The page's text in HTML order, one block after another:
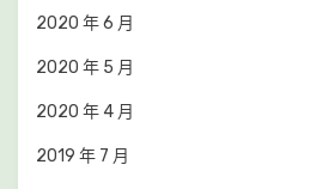
2020 年 6 月
2020 年 5 月
2020 年 4 月
2019 年 7 月